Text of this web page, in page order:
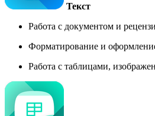
Текст
Работа с документом и
Форматирование и
Работа с таблицами,